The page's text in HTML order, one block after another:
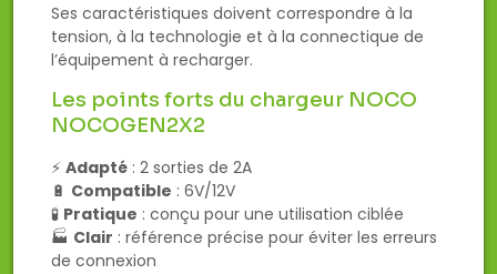
Ses caractéristiques doivent correspondre à la
tension, à la technologie et à la connectique de
l’équipement à recharger.
Les points forts du chargeur NOCO
NOCOGEN2X2
⚡ Adapté : 2 sorties de 2A
🔋 Compatible : 6V/12V
🧪 Pratique : conçu pour une utilisation ciblée
🏭 Clair : référence précise pour éviter les erreurs
de connexion